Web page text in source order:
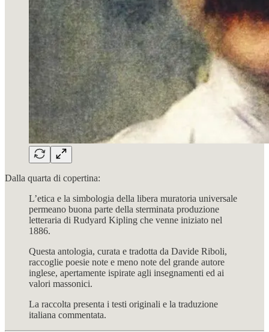
Dalla quarta di copertina:
L’etica e la simbologia della libera muratoria universale
permeano buona parte della sterminata produzione
letteraria di Rudyard Kipling che venne iniziato nel
1886.
Questa antologia, curata e tradotta da Davide Riboli,
raccoglie poesie note e meno note del grande autore
inglese, apertamente ispirate agli insegnamenti ed ai
valori massonici.
La raccolta presenta i testi originali e la traduzione
italiana commentata.